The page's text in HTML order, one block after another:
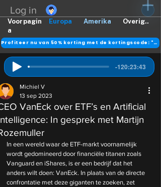
Log in
Europa Amerika Overig..
Voorpagin
a
Profiteer nu van 50% korting met de kortingscode: "DANK"
-120:23:43
VanEck over ETF’s en Artificial
In gesprek met Martijn
Michiel V
13 sep 2023
In een wereld waar de ETF-markt voornamelijk
wordt gedomineerd door financiële titanen zoals
Vanguard en iShares, is er een bedrijf dat het
anders wilt doen: VanEck. In plaats van de directe
confrontatie met deze giganten te zoeken, zet